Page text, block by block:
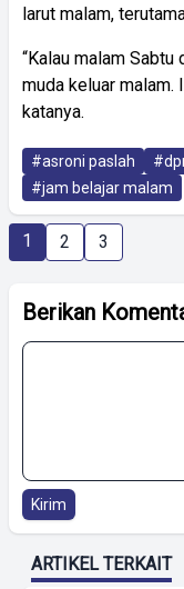
larut malam,
“Kalau malam
muda keluar malam.
katanya.
#asroni paslah
#jam belajar malam
1 2 3
Berikan
Kirim
ARTIKEL TERKAIT